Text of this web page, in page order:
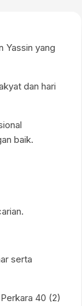
Yassin yang
dan hari
baik.
serta
40 (2)